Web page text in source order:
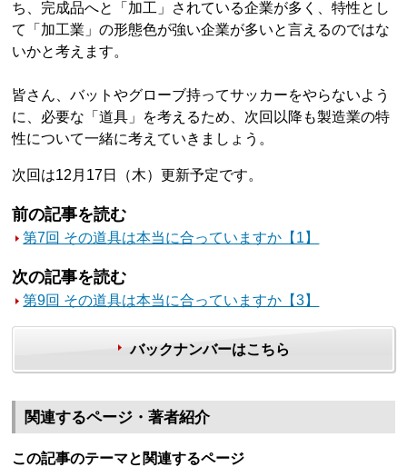
ち、完成品へと「加工」されている企業が多く、特性とし
て「加工業」の形態色が強い企業が多いと言えるのではな
いかと考えます。
皆さん、バットやグローブ持ってサッカーをやらないよう
に、必要な「道具」を考えるため、次回以降も製造業の特
性について一緒に考えていきましょう。
次回は12月17日（木）更新予定です。
前の記事を読む
第7回 その道具は本当に合っていますか【1】
次の記事を読む
第9回 その道具は本当に合っていますか【3】
バックナンバーはこちら
関連するページ・著者紹介
この記事のテーマと関連するページ